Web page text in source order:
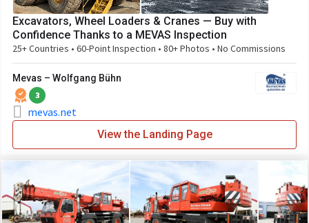
Excavators, Wheel Loaders & Cranes — Buy with
Confidence Thanks to a MEVAS Inspection
25+ Countries • 60-Point Inspection • 80+ Photos • No Commissions
Mevas – Wolfgang Bühn
3
mevas.net
View the Landing Page